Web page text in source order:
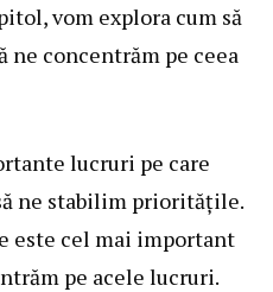
vom explora cum să
ne concentrăm pe ceea
lucruri pe care
ne stabilim prioritățile.
este cel mai important
pe acele lucruri.